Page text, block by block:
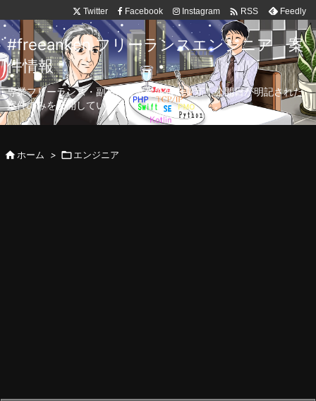
Twitter Facebook Instagram  RSS Feedly
#freeanken フリーランスエンジニア 案
件情報
専業フリーランス・副業向け案件を毎日更新！公開日が明記された
案件のみを公開しています。
ホーム > エンジニア